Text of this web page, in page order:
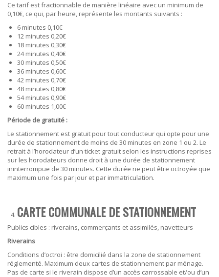
Ce tarif est fractionnable de manière linéaire avec un minimum de
0,10€, ce qui, par heure, représente les montants suivants :
6 minutes 0,10€
12 minutes 0,20€
18 minutes 0,30€
24 minutes 0,40€
30 minutes 0,50€
36 minutes 0,60€
42 minutes 0,70€
48 minutes 0,80€
54 minutes 0,90€
60 minutes 1,00€
Période de gratuité :
Le stationnement est gratuit pour tout conducteur qui opte pour une
durée de stationnement de moins de 30 minutes en zone 1 ou 2. Le
retrait à l’horodateur d’un ticket gratuit selon les instructions reprises
sur les horodateurs donne droit à une durée de stationnement
ininterrompue de 30 minutes. Cette durée ne peut être octroyée que
maximum une fois par jour et par immatriculation.
CARTE COMMUNALE DE STATIONNEMENT
Publics cibles : riverains, commerçants et assimilés, navetteurs
Riverains
Conditions d’octroi : être domicilié dans la zone de stationnement
réglementé. Maximum deux cartes de stationnement par ménage.
Pas de carte si le riverain dispose d’un accès carrossable et/ou d’un